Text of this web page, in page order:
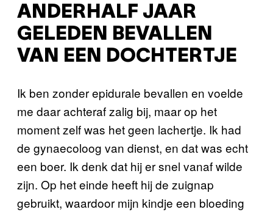
ANDERHALF JAAR
GELEDEN BEVALLEN
VAN EEN DOCHTERTJE
Ik ben zonder epidurale bevallen en voelde
me daar achteraf zalig bij, maar op het
moment zelf was het geen lachertje. Ik had
de gynaecoloog van dienst, en dat was echt
een boer. Ik denk dat hij er snel vanaf wilde
zijn. Op het einde heeft hij de zuignap
gebruikt, waardoor mijn kindje een bloeding